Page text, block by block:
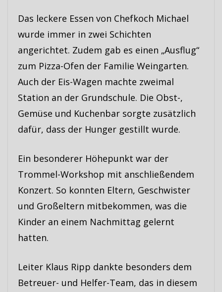
Das leckere Essen von Chefkoch Michael
wurde immer in zwei Schichten
angerichtet. Zudem gab es einen „Ausflug“
zum Pizza-Ofen der Familie Weingarten.
Auch der Eis-Wagen machte zweimal
Station an der Grundschule. Die Obst-,
Gemüse und Kuchenbar sorgte zusätzlich
dafür, dass der Hunger gestillt wurde.
Ein besonderer Höhepunkt war der
Trommel-Workshop mit anschließendem
Konzert. So konnten Eltern, Geschwister
und Großeltern mitbekommen, was die
Kinder an einem Nachmittag gelernt
hatten.
Leiter Klaus Ripp dankte besonders dem
Betreuer- und Helfer-Team, das in diesem